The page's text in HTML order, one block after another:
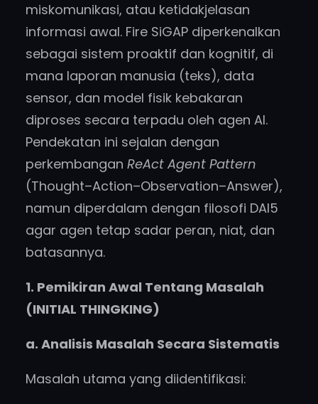
miskomunikasi, atau ketidakjelasan
informasi awal. Fire SiGAP diperkenalkan
sebagai sistem proaktif dan kognitif, di
mana laporan manusia (teks), data
sensor, dan model fisik kebakaran
diproses secara terpadu oleh agen AI.
Pendekatan ini sejalan dengan
perkembangan ReAct Agent Pattern
(Thought–Action–Observation–Answer),
namun diperdalam dengan filosofi DAI5
agar agen tetap sadar peran, niat, dan
batasannya.
1. Pemikiran Awal Tentang Masalah
(INITIAL THINGKING)
a. Analisis Masalah Secara Sistematis
Masalah utama yang diidentifikasi: